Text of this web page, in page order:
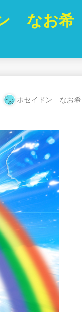
なお希
ポセイドン なお希